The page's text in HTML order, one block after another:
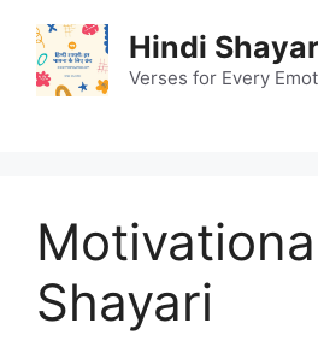
content
Hindi
Verses for Every
Shayari